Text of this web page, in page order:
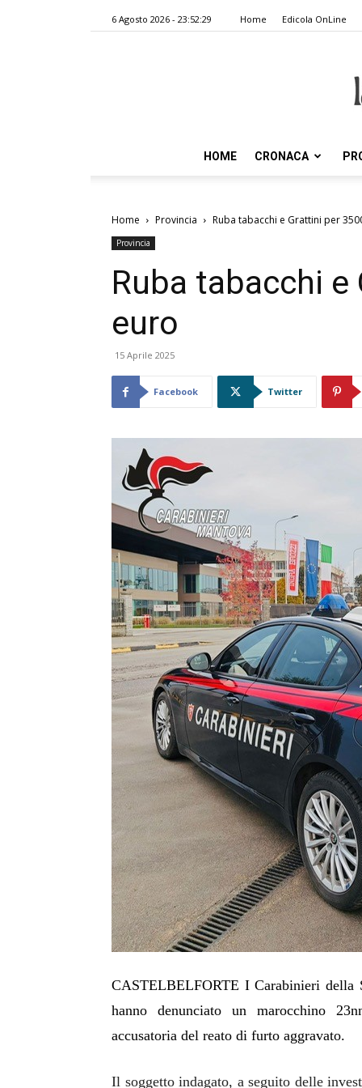
6 Agosto 2026 - 23:52:29 Home Edicola OnLine
HOME CRONACA
Home Provincia Ruba tabacchi e Grattini per
Provincia
Ruba tabacchi
euro
15 Aprile 2025
Facebook Twitter
CASTELBELFORTE I Carabinieri
hanno denunciato un marocchino
accusatoria del reato di furto aggravato.
Il soggetto indagato, a seguito delle